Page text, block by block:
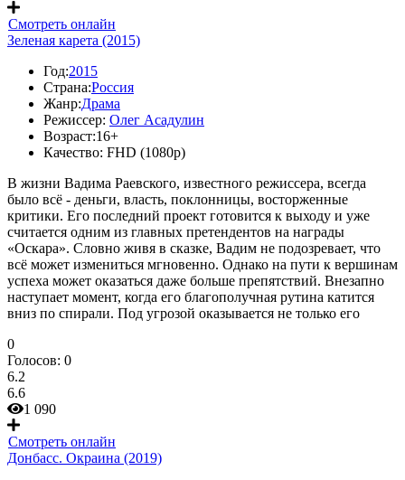
Смотреть онлайн
Зеленая карета (2015)
Год:2015
Страна:Россия
Жанр:Драма
Режиссер: Олег Асадулин
Возраст:16+
Качество: FHD (1080p)
В жизни Вадима Раевского, известного режиссера, всегда
было всё - деньги, власть, поклонницы, восторженные
критики. Его последний проект готовится к выходу и уже
считается одним из главных претендентов на награды
«Оскара». Словно живя в сказке, Вадим не подозревает, что
всё может измениться мгновенно. Однако на пути к вершинам
успеха может оказаться даже больше препятствий. Внезапно
наступает момент, когда его благополучная рутина катится
вниз по спирали. Под угрозой оказывается не только его
0
Голосов: 0
6.2
6.6
1 090
Смотреть онлайн
Донбасс. Окраина (2019)